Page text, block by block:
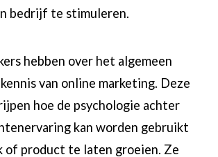
bedrijf te stimuleren.
hebben over het algemeen
van online marketing. Deze
hoe de psychologie achter
kan worden gebruikt
of product te laten groeien. Ze